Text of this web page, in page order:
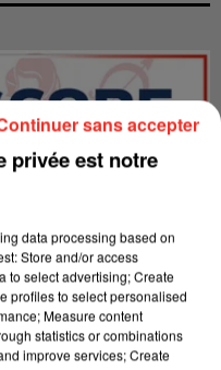
Voir plus
privée est notre
data processing based on
Store and/or access
to select advertising; Create
profiles to select personalised
Measure content
statistics or combinations
improve services; Create
sans accepter